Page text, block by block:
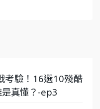
考驗！16選10殘酷
真懂？-ep3